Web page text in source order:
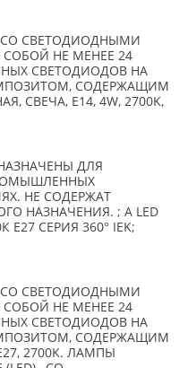
СО СВЕТОДИОДНЫМИ
НЕ МЕНЕЕ 24
СВЕТОДИОДОВ НА
СОДЕРЖАЩИМ
СВЕЧА, Е14, 4W, 2700K,
ДЛЯ
НЕ СОДЕРЖАТ
НАЗНАЧЕНИЯ. ; А LED
СЕРИЯ 360° IEK;
СО СВЕТОДИОДНЫМИ
НЕ МЕНЕЕ 24
СВЕТОДИОДОВ НА
СОДЕРЖАЩИМ
2700K. ЛАМПЫ